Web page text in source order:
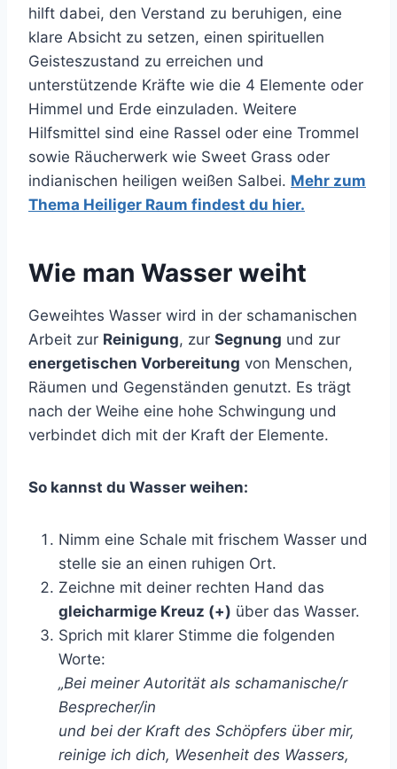
hilft dabei, den Verstand zu beruhigen, eine
klare Absicht zu setzen, einen spirituellen
Geisteszustand zu erreichen und
unterstützende Kräfte wie die 4 Elemente oder
Himmel und Erde einzuladen. Weitere
Hilfsmittel sind eine Rassel oder eine Trommel
sowie Räucherwerk wie Sweet Grass oder
indianischen heiligen weißen Salbei. Mehr zum
Thema Heiliger Raum findest du hier.
Wie man Wasser weiht
Geweihtes Wasser wird in der schamanischen
Arbeit zur Reinigung, zur Segnung und zur
energetischen Vorbereitung von Menschen,
Räumen und Gegenständen genutzt. Es trägt
nach der Weihe eine hohe Schwingung und
verbindet dich mit der Kraft der Elemente.
So kannst du Wasser weihen:
Nimm eine Schale mit frischem Wasser und
stelle sie an einen ruhigen Ort.
Zeichne mit deiner rechten Hand das
gleicharmige Kreuz (+) über das Wasser.
Sprich mit klarer Stimme die folgenden
Worte:
„Bei meiner Autorität als schamanische/r
Besprecher/in
und bei der Kraft des Schöpfers über mir,
reinige ich dich, Wesenheit des Wassers,